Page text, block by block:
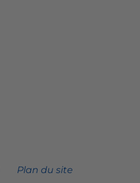
Plan du site